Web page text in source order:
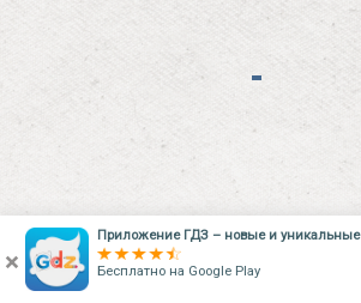
×
Приложение ГДЗ – новые и
Бесплатно на Google Play
© stavcur.com2026